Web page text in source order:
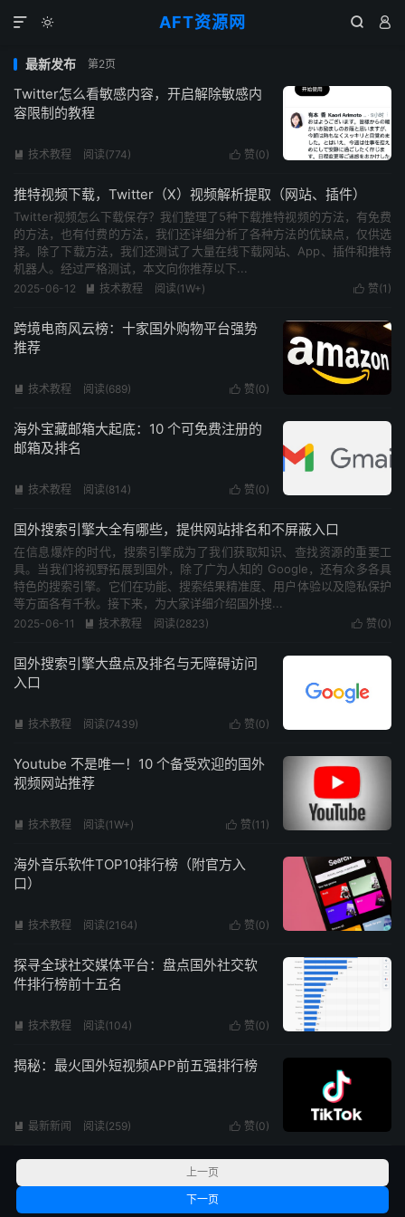
AFT资源网
  

最新发布 第2页
Twitter怎么看敏感内容，开启解除敏感内
容限制的教程
 赞(0)
 技术教程 阅读(774)
推特视频下载，Twitter（X）视频解析提取（网站、插件）
Twitter视频怎么下载保存？我们整理了5种下载推特视频的方法，有免费
的方法，也有付费的方法，我们还详细分析了各种方法的优缺点，仅供选
择。除了下载方法，我们还测试了大量在线下载网站、App、插件和推特
机器人。经过严格测试，本文向你推荐以下...
 赞(1 )
2025-06-12  技术教程 阅读(1W+)
跨境电商风云榜：十家国外购物平台强势
推荐
 赞(0)
 技术教程 阅读(689)
海外宝藏邮箱大起底：10 个可免费注册的
邮箱及排名
 赞(0)
 技术教程 阅读(814)
国外搜索引擎大全有哪些，提供网站排名和不屏蔽入口
在信息爆炸的时代，搜索引擎成为了我们获取知识、查找资源的重要工
具。当我们将视野拓展到国外，除了广为人知的 Google，还有众多各具
特色的搜索引擎。它们在功能、搜索结果精准度、用户体验以及隐私保护
等方面各有千秋。接下来，为大家详细介绍国外搜...
 赞(0)
2025-06-11  技术教程 阅读(2823)
国外搜索引擎大盘点及排名与无障碍访问
入口
 赞(0)
 技术教程 阅读(7439)
Youtube 不是唯一！10 个备受欢迎的国外
视频网站推荐
 赞(11 )
 技术教程 阅读(1W+)
海外音乐软件TOP10排行榜（附官方入
口）
 赞(0)
 技术教程 阅读(2164)
探寻全球社交媒体平台：盘点国外社交软
件排行榜前十五名
 赞(0)
 技术教程 阅读(104)
揭秘：最火国外短视频APP前五强排行榜
 赞(0)
 最新新闻 阅读(259)
上一页
下一页